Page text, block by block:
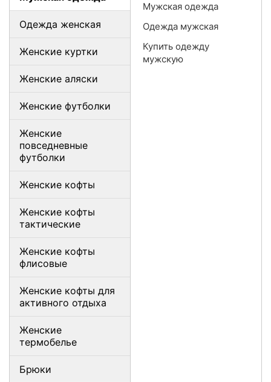
Одежда женская
Женские куртки
Женские аляски
Женские футболки
Женские
повседневные
футболки
Женские кофты
Женские кофты
тактические
Женские кофты
флисовые
Женские кофты для
активного отдыха
Женские
термобелье
Брюки
Мужская одежда
Одежда мужская
Купить одежду
мужскую